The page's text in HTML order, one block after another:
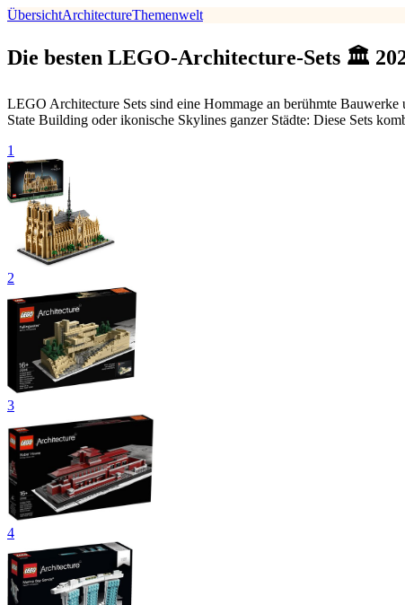
ÜbersichtArchitectureThemenwelt
Die besten LEGO-Architecture-Sets 🏛
LEGO Architecture Sets sind eine Hommage an berühmte
State Building oder ikonische Skylines ganzer Städte: Diese Sets
1
2
3
4